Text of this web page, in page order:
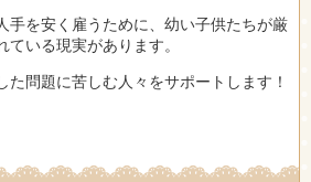
手を安く雇うために、幼い子供たちが厳
いる現実があります。
た問題に苦しむ人々をサポートします！